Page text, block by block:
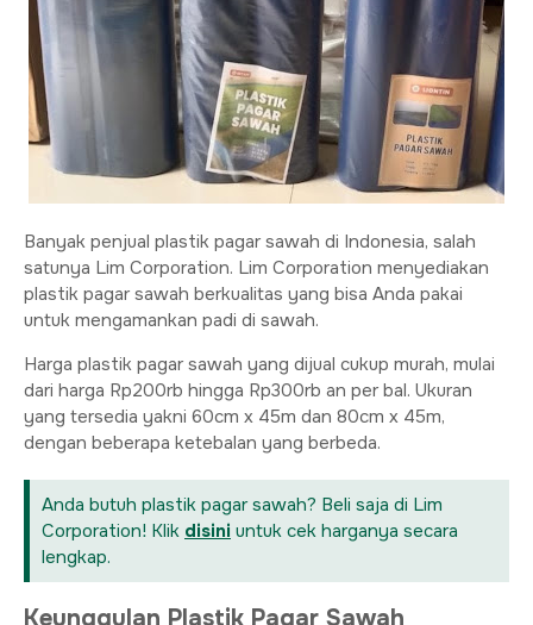
Banyak penjual plastik pagar sawah di Indonesia, salah
satunya Lim Corporation. Lim Corporation menyediakan
plastik pagar sawah berkualitas yang bisa Anda pakai
untuk mengamankan padi di sawah.
Harga plastik pagar sawah yang dijual cukup murah, mulai
dari harga Rp200rb hingga Rp300rb an per bal. Ukuran
yang tersedia yakni 60cm x 45m dan 80cm x 45m,
dengan beberapa ketebalan yang berbeda.
Anda butuh plastik pagar sawah? Beli saja di Lim
Corporation! Klik disini untuk cek harganya secara
lengkap.
Keunggulan Plastik Pagar Sawah